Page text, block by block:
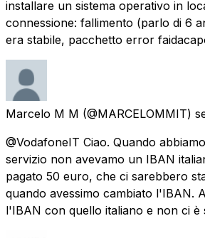
installare un sistema operativo in
connessione: fallimento (parlo di 6
era stabile, pacchetto error
Marcelo M M (@MARCELOMMIT)
@VodafoneIT Ciao. Quando
servizio non avevamo un IBAN
pagato 50 euro, che ci sarebbero
quando avessimo cambiato l'IBAN.
l'IBAN con quello italiano e non ci è